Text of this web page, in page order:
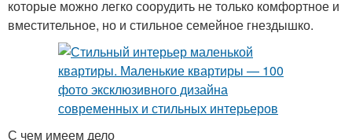
которые можно легко соорудить не только комфортное и
вместительное, но и стильное семейное гнездышко.
С чем имеем дело